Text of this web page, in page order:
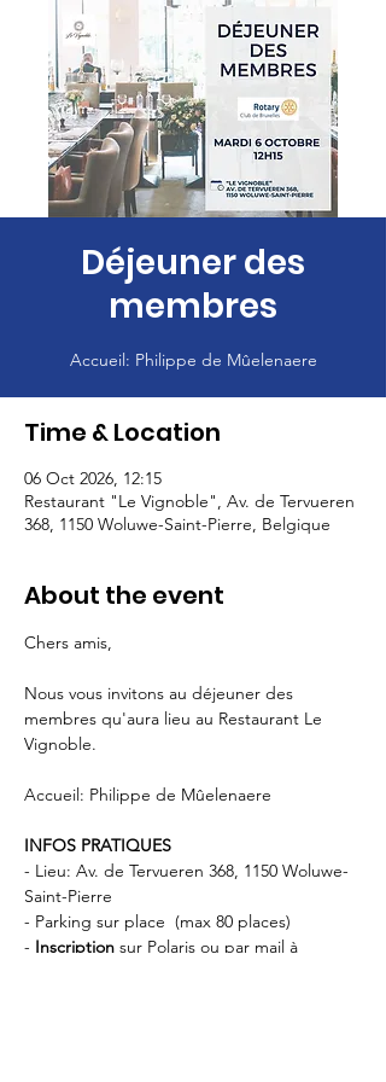
Déjeuner des
membres
Accueil: Philippe de Mûelenaere
Time & Location
06 Oct 2026, 12:15
Restaurant "Le Vignoble", Av. de Tervueren
368, 1150 Woluwe-Saint-Pierre, Belgique
About the event
Chers amis,
Nous vous invitons au déjeuner des
membres qu'aura lieu au Restaurant Le
Vignoble.
Accueil: Philippe de Mûelenaere
INFOS PRATIQUES
- Lieu: Av. de Tervueren 368, 1150 Woluwe-
Saint-Pierre
- Parking sur place  (max 80 places)
- Inscription sur Polaris ou par mail à